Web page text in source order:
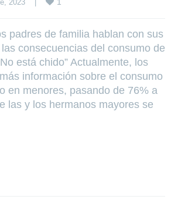
2023 |
padres de familia hablan con sus
consecuencias del consumo de
está chido” Actualmente, los
información sobre el consumo
en menores, pasando de 76% a
las y los hermanos mayores se